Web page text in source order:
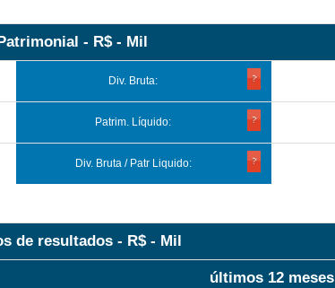
- R$ - Mil
Div. Bruta:
Patrim. Líquido:
Div. Bruta / Patr Liquido:
de resultados - R$ - Mil
últimos 12 meses